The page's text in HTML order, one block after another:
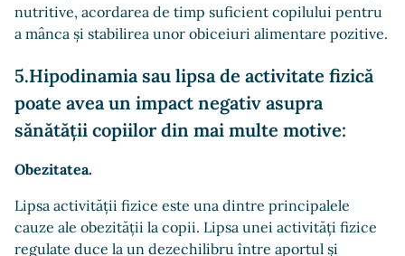
nutritive, acordarea de timp suficient copilului pentru
a mânca și stabilirea unor obiceiuri alimentare pozitive.
5.Hipodinamia sau lipsa de activitate fizică
poate avea un impact negativ asupra
sănătății copiilor din mai multe motive:
Obezitatea.
Lipsa activității fizice este una dintre principalele
cauze ale obezității la copii. Lipsa unei activități fizice
regulate duce la un dezechilibru între aportul și